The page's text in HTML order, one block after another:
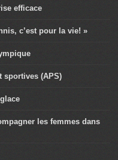
efficace
c’est pour la vie! »
sportives (APS)
les femmes dans